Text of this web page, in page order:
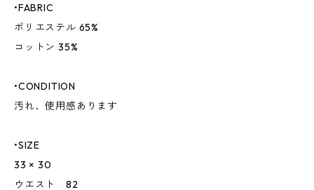
•FABRIC
ポリエステル 65%
コットン 35%
•CONDITION
汚れ、使用感あります
•SIZE
33 × 30
ウエスト 82